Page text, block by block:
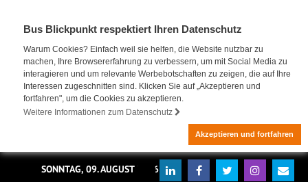
Bus Blickpunkt respektiert Ihren Datenschutz
Warum Cookies? Einfach weil sie helfen, die Website nutzbar zu
machen, Ihre Browsererfahrung zu verbessern, um mit Social Media zu
interagieren und um relevante Werbebotschaften zu zeigen, die auf Ihre
Interessen zugeschnitten sind. Klicken Sie auf „Akzeptieren und
fortfahren", um die Cookies zu akzeptieren.
Weitere Informationen zum Datenschutz
Akzeptieren und fortfahren
SONNTAG, 09. AUGUST 2026